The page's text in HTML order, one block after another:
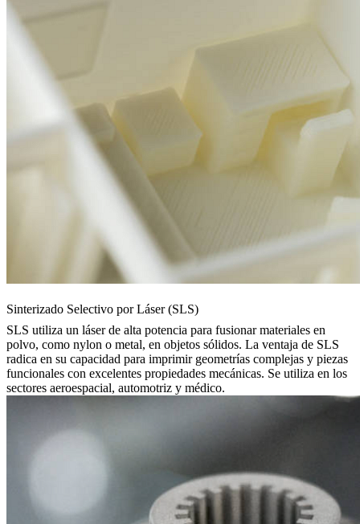
Sinterizado Selectivo por Láser (SLS)
SLS utiliza un láser de alta potencia para fusionar materiales en
polvo, como nylon o metal, en objetos sólidos. La ventaja de SLS
radica en su capacidad para imprimir geometrías complejas y piezas
funcionales con excelentes propiedades mecánicas. Se utiliza en los
sectores aeroespacial, automotriz y médico.